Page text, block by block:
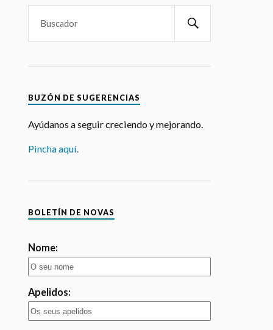
Faiclick aquí
para descargar o formulario
de alta de socio do Cine Clube Ádega.
Ayúdanos a seguir creciendo y mejorando.
BOLETÍN DE NOVAS